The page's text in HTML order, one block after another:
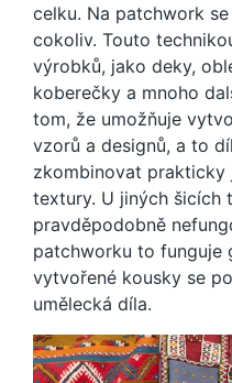
celku. Na patchwork
cokoliv. Touto
výrobků, jako deky,
koberečky a mnoho
tom, že umožňuje
vzorů a designů, a to
zkombinovat prakticky
textury. U jiných šicích
pravděpodobně
patchworku to funguje
vytvořené kousky se
umělecká díla.